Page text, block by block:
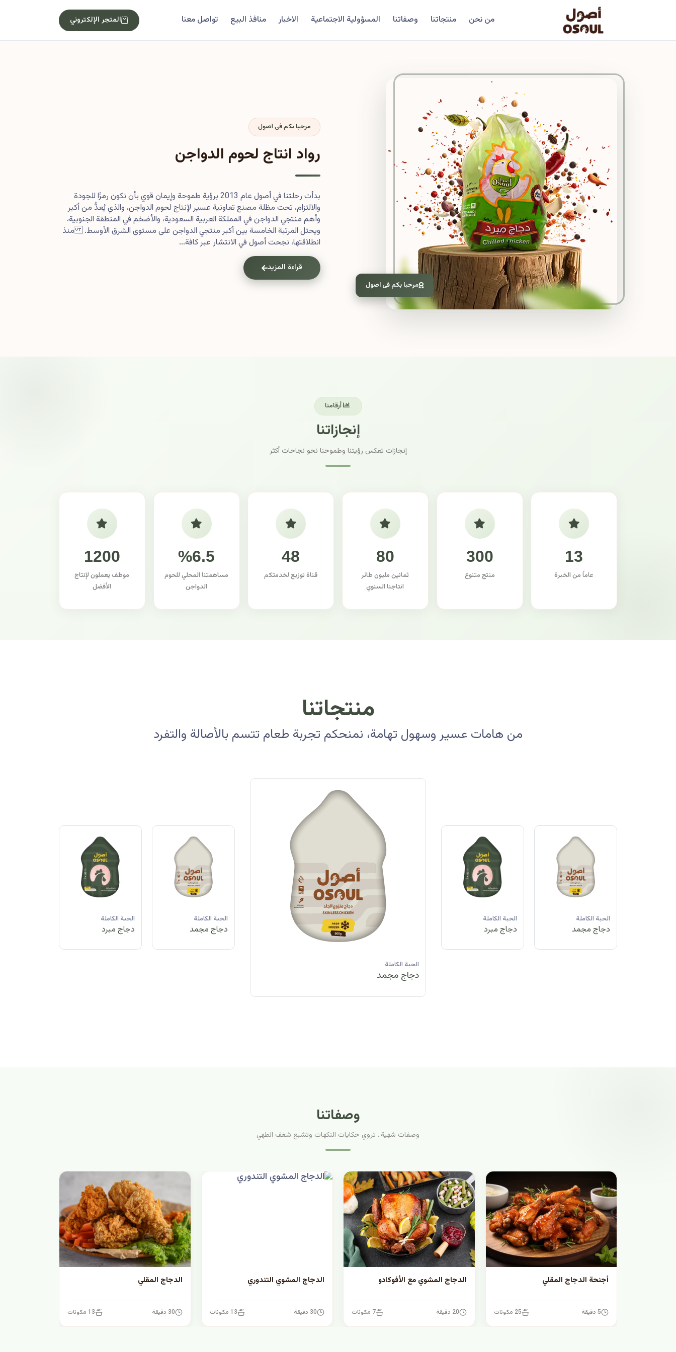
من نحن منتجاتنا وصفاتنا المسؤولية الاجتماعية الاخبار منافذ البيع تواصل معنا المتجر الإلكتروني
مرحبا بكم فى اصول
مرحبا بكم فى اصول
رواد انتاج لحوم الدواجن
بدأت رحلتنا في أصول عام 2013 برؤية طموحة وإيمان قوي بأن نكون رمزًا للجودة
والالتزام، تحت مظلة مصنع تعاونية عسير لإنتاج لحوم الدواجن، والذي يُعدُّ من أكبر
وأهم منتجي الدواجن في المملكة العربية السعودية، والأضخم في المنطقة الجنوبية،
ويحتل المرتبة الخامسة بين أكبر منتجي الدواجن على مستوى الشرق الأوسط. منذ
انطلاقتها، نجحت أصول في الانتشار عبر كافة...
قراءة المزيد
أرقامنا
إنجازاتنا
إنجازات تعكس رؤيتنا وطموحنا نحو نجاحات أكثر
13
عاماً من الخبرة
300
منتج متنوع
80
ثمانين مليون طائر
انتاجنا السنوي
48
قناة توزيع لخدمتكم
%6.5
مساهمتنا المحلي للحوم
الدواجن
1200
موظف يعملون لإنتاج
الأفضل
منتجاتنا
من هامات عسير وسهول تهامة، نمنحكم تجربة طعام تتسم بالأصالة والتفرد
الحبة الكاملة
دجاج مبرد
الحبة الكاملة
دجاج مجمد
الحبة الكاملة
دجاج مبرد
الحبة الكاملة
دجاج مجمد
الحبة الكاملة الحبة الكاملة
دجاج مجمد
الحبة الكاملة
دجاج مبرد
الحبة الكاملة
دجاج مجمد
وصفاتنا
وصفات شهية.. تروي حكايات النكهات وتشبع شغف الطهي
أجنحة الدجاج المقلي
5 دقيقة 25 مكونات
الدجاج المشوي مع الأفوكادو
20 دقيقة 7 مكونات
الدجاج المشوي التندوري
30 دقيقة 13 مكونات
الدجاج المقلي
30 دقيقة 13 مكونات